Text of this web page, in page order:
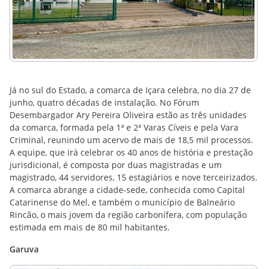
Já no sul do Estado, a comarca de Içara celebra, no dia 27 de
junho, quatro décadas de instalação. No Fórum
Desembargador Ary Pereira Oliveira estão as três unidades
da comarca, formada pela 1ª e 2ª Varas Cíveis e pela Vara
Criminal, reunindo um acervo de mais de 18,5 mil processos.
A equipe, que irá celebrar os 40 anos de história e prestação
jurisdicional, é composta por duas magistradas e um
magistrado, 44 servidores, 15 estagiários e nove terceirizados.
A comarca abrange a cidade-sede, conhecida como Capital
Catarinense do Mel, e também o município de Balneário
Rincão, o mais jovem da região carbonífera, com população
estimada em mais de 80 mil habitantes.
Garuva